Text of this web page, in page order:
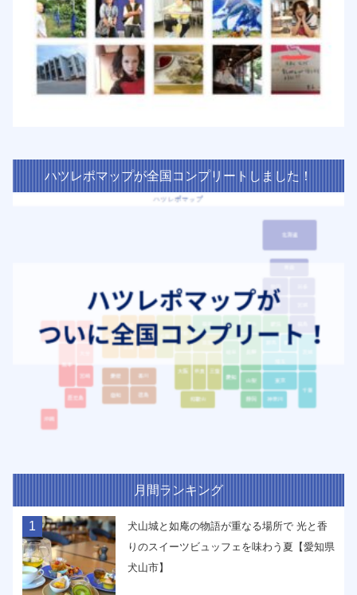
ハツレポマップが全国コンプリートしました！
月間ランキング
1
犬山城と如庵の物語が重なる場所で 光と香
りのスイーツビュッフェを味わう夏【愛知県
犬山市】